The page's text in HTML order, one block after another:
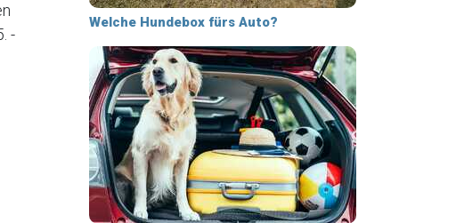
-
Welche Hundebox fürs Auto?